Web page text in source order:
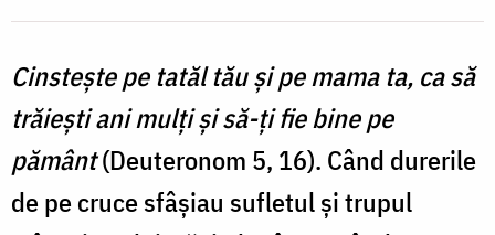
și
dincolo
ea
/
Foto:
Cinsteşte pe tatăl tău şi pe mama ta, ca să
trăieşti ani mulţi şi să-ţi fie bine pe
pământ(Deuteronom 5, 16). Când durerile
de pe cruce sfâşiau sufletul şi trupul